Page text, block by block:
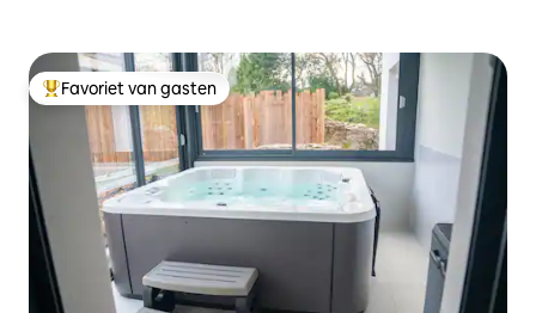
Topfavoriet van gasten
Favoriet van gasten